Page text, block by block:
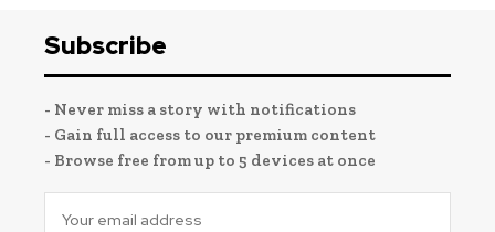
Subscribe
- Never miss a story with notifications
- Gain full access to our premium content
- Browse free from up to 5 devices at once